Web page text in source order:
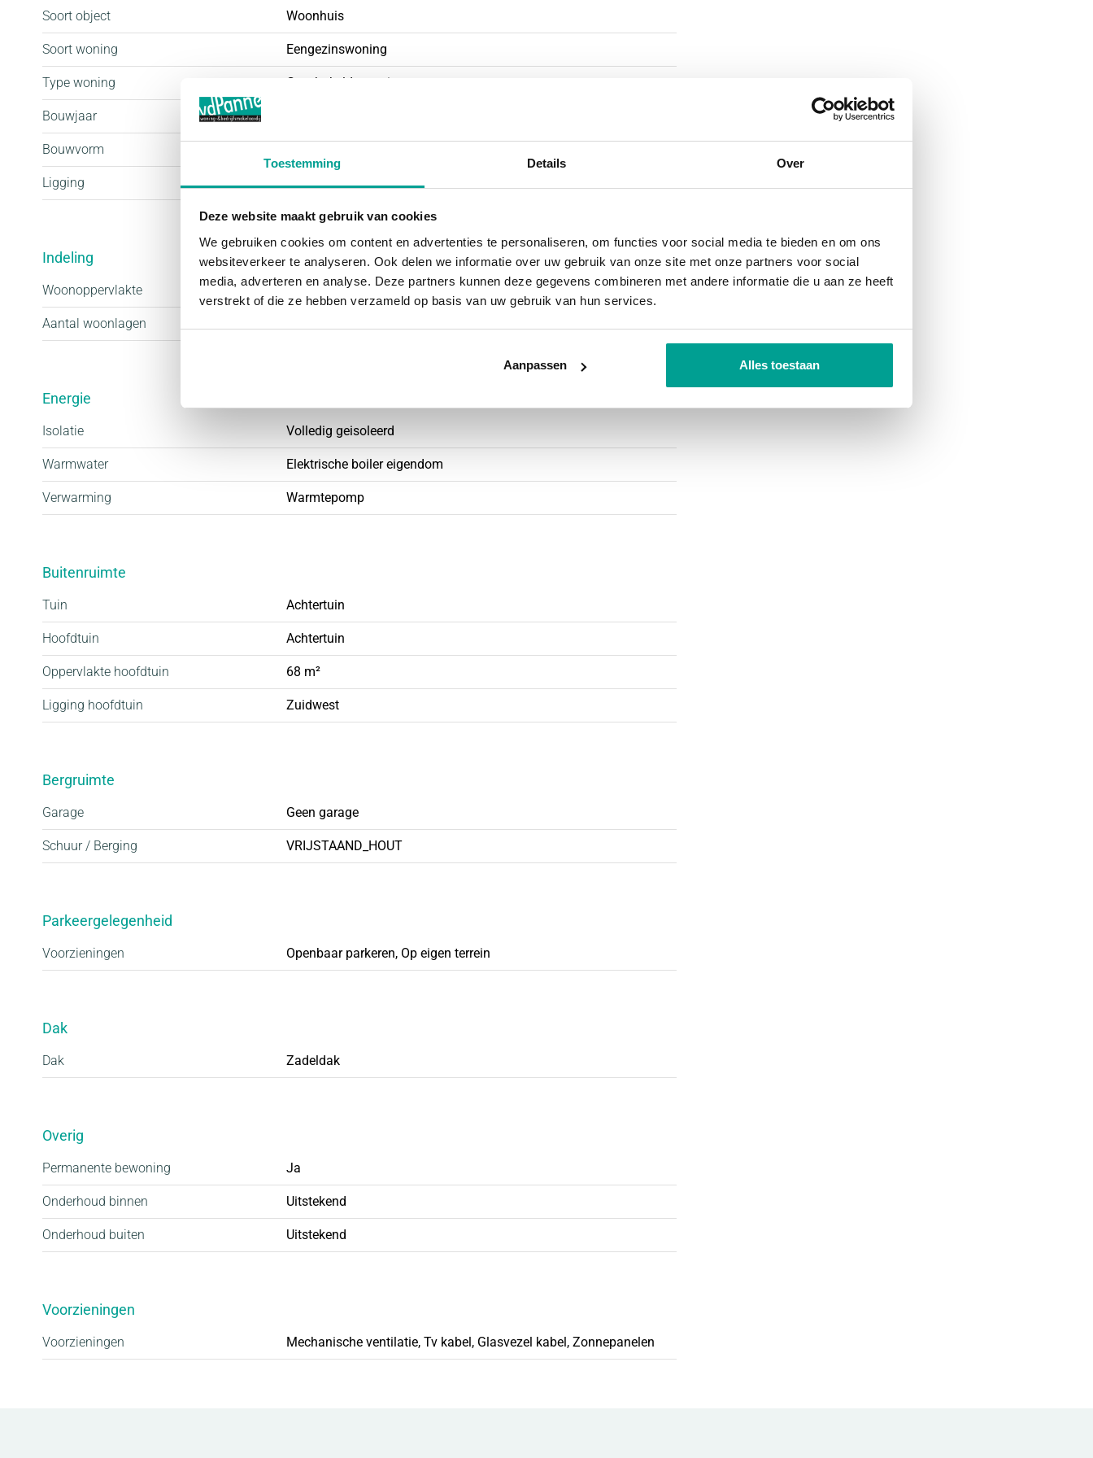
Toestemming Details Over
Deze website maakt gebruik van cookies
We gebruiken cookies om content en advertenties te personaliseren, om functies voor social media te bieden en om ons
websiteverkeer te analyseren. Ook delen we informatie over uw gebruik van onze site met onze partners voor social
media, adverteren en analyse. Deze partners kunnen deze gegevens combineren met andere informatie die u aan ze heeft
verstrekt of die ze hebben verzameld op basis van uw gebruik van hun services.
Aanpassen Alles toestaan
worden “gasloos” gebouwd. Een bodemwarmtepomp zorgt voor de verwarming en het warm water.
U bent dus helemaal klaar voor de toekomst!
Soort object Woonhuis
Soort woning Eengezinswoning
Type woning Geschakelde woning
Bouwjaar
Bouwvorm
Ligging In woonwijk
Indeling
Woonoppervlakte 132 m²
Aantal woonlagen
Energie
Isolatie Volledig geisoleerd
Warmwater Elektrische boiler eigendom
Verwarming Warmtepomp
Buitenruimte
Tuin Achtertuin
Hoofdtuin Achtertuin
Oppervlakte hoofdtuin 68 m²
Ligging hoofdtuin Zuidwest
Bergruimte
Garage Geen garage
Schuur / Berging VRIJSTAAND_HOUT
Parkeergelegenheid
Voorzieningen Openbaar parkeren, Op eigen terrein
Dak
Dak Zadeldak
Overig
Permanente bewoning Ja
Onderhoud binnen Uitstekend
Onderhoud buiten Uitstekend
Voorzieningen
Voorzieningen Mechanische ventilatie, Tv kabel, Glasvezel kabel, Zonnepanelen